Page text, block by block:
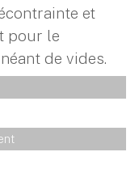
et
pour le
de vides.